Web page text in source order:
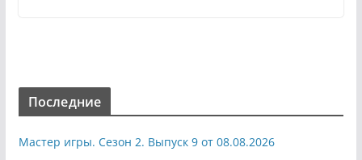
Последние
Мастер игры. Сезон 2. Выпуск 9 от 08.08.2026